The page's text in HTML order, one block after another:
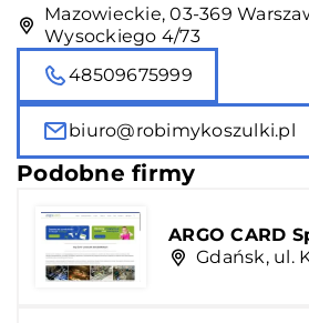
Mazowieckie, 03-369
Wysockiego 4/73
48509675999
biuro@robimykoszulki.pl
Podobne firmy
ARGO CARD
Gdańsk, ul.